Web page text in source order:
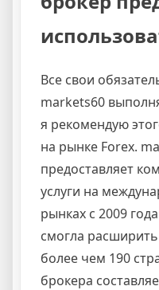
Все свои
markets60
я рекомендую
на рынке Forex.
предоставляет
услуги на
рынках с 2009
смогла
более чем 190
брокера